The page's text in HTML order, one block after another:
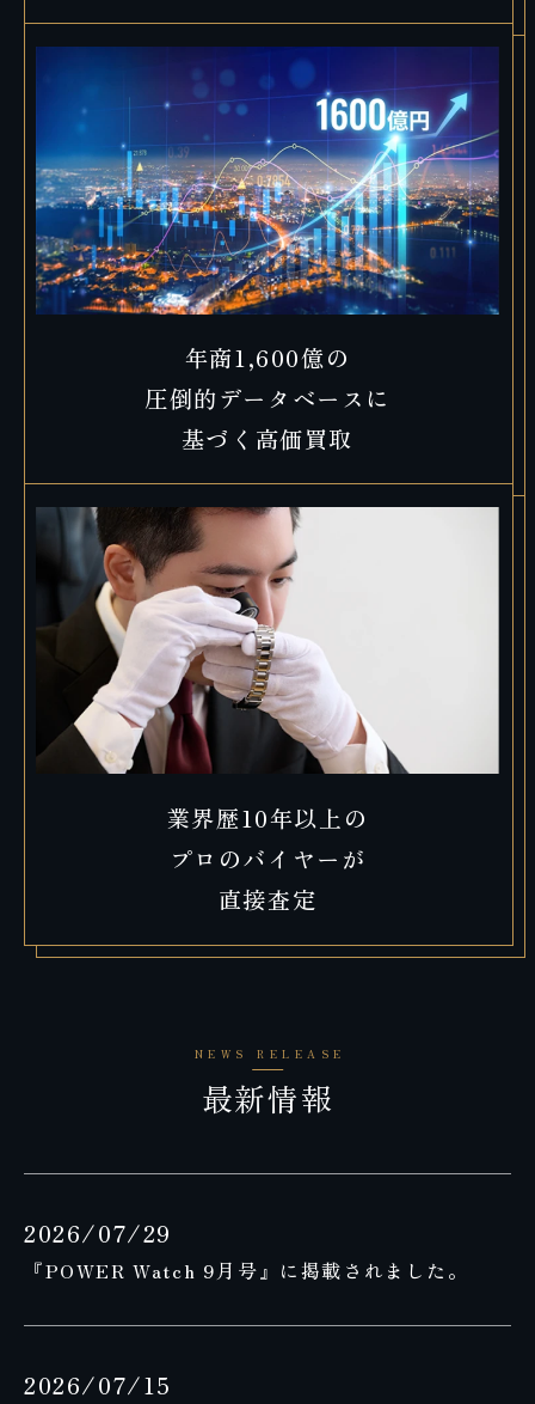
年商1,600億の
圧倒的データベースに
基づく高価買取
業界歴10年以上の
プロのバイヤーが
直接査定
最新情報
2026/07/29
『POWER Watch 9月号』に掲載されました。
2026/07/15